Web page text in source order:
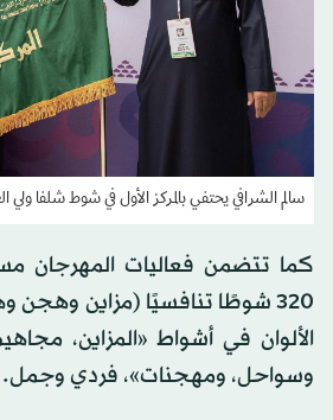
سالم الشرافي يحتفي بالمركز الأول في شوط شلفا ولي
كما تتضمن فعاليات المهرجان
320 شوطًا تنافسيًا (مزاين
الألوان في أشواط «المزاين،
وسواحل، ومهجنات»، فردي وجمل.